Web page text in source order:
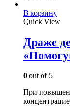
В корзину
Quick View
Драже
0 out of 5
При